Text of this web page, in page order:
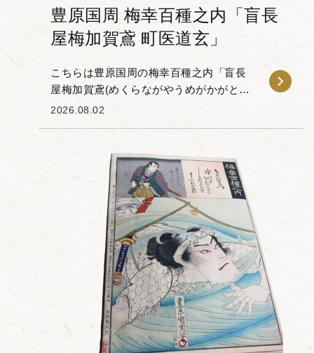
豊原国周 梅幸百種之内「盲長
屋梅加賀鳶 町医道玄」
こちらは豊原国周の梅幸百種之内「盲長
屋梅加賀鳶(めくらながやうめがかがとび)
町医道玄」です。 「梅幸百種(ばいこう
2026.08.02